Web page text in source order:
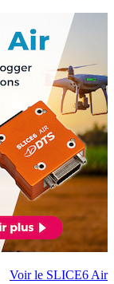
Voir le SLICE6 Air